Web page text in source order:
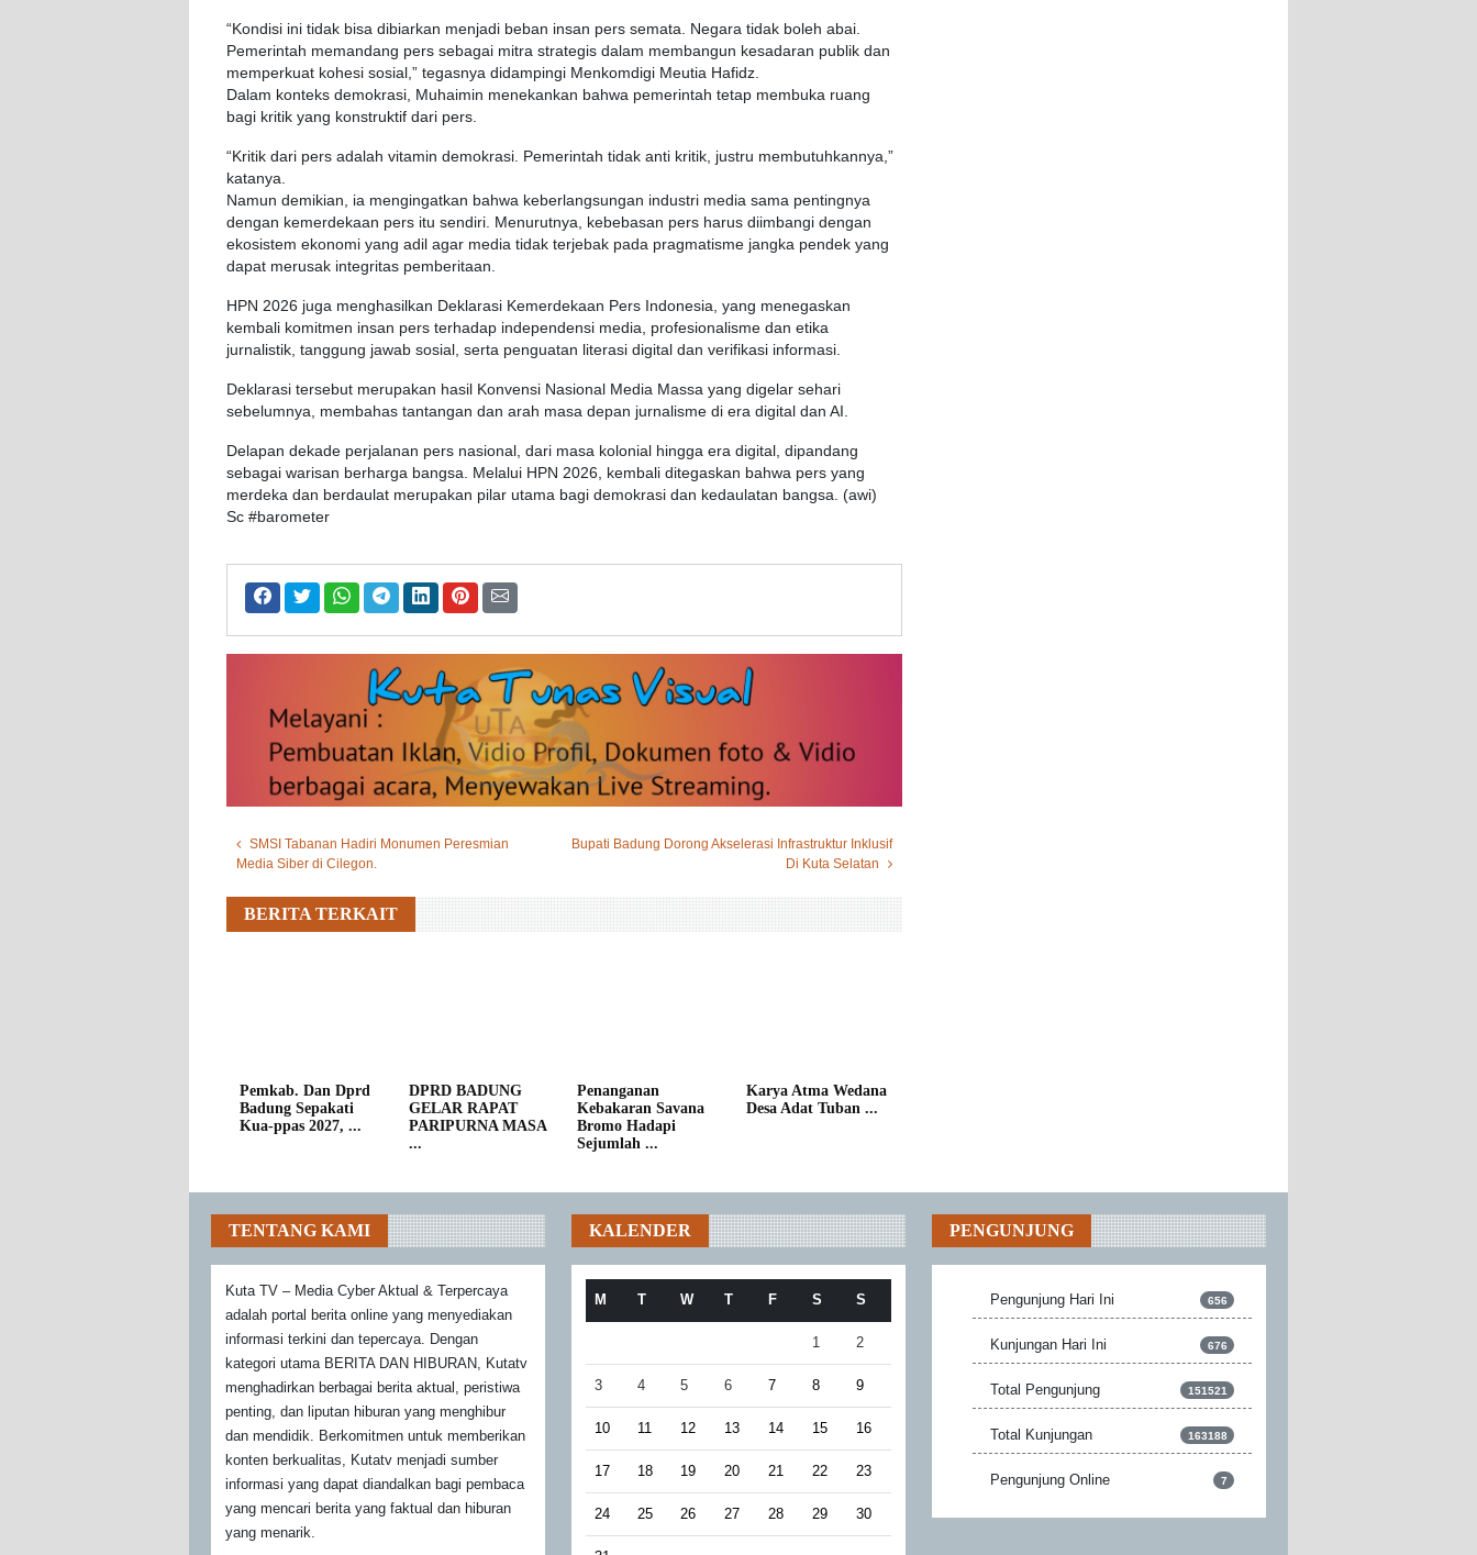
“Kondisi ini tidak bisa dibiarkan menjadi beban insan pers semata. Negara tidak boleh abai.
Pemerintah memandang pers sebagai mitra strategis dalam membangun kesadaran publik dan
memperkuat kohesi sosial,” tegasnya didampingi Menkomdigi Meutia Hafidz.
Dalam konteks demokrasi, Muhaimin menekankan bahwa pemerintah tetap membuka ruang
bagi kritik yang konstruktif dari pers.
“Kritik dari pers adalah vitamin demokrasi. Pemerintah tidak anti kritik, justru membutuhkannya,”
katanya.
Namun demikian, ia mengingatkan bahwa keberlangsungan industri media sama pentingnya
dengan kemerdekaan pers itu sendiri. Menurutnya, kebebasan pers harus diimbangi dengan
ekosistem ekonomi yang adil agar media tidak terjebak pada pragmatisme jangka pendek yang
dapat merusak integritas pemberitaan.
HPN 2026 juga menghasilkan Deklarasi Kemerdekaan Pers Indonesia, yang menegaskan
kembali komitmen insan pers terhadap independensi media, profesionalisme dan etika
jurnalistik, tanggung jawab sosial, serta penguatan literasi digital dan verifikasi informasi.
Deklarasi tersebut merupakan hasil Konvensi Nasional Media Massa yang digelar sehari
sebelumnya, membahas tantangan dan arah masa depan jurnalisme di era digital dan AI.
Delapan dekade perjalanan pers nasional, dari masa kolonial hingga era digital, dipandang
sebagai warisan berharga bangsa. Melalui HPN 2026, kembali ditegaskan bahwa pers yang
merdeka dan berdaulat merupakan pilar utama bagi demokrasi dan kedaulatan bangsa. (awi)
Sc #barometer
SMSI Tabanan Hadiri Monumen Peresmian
Media Siber di Cilegon.
Bupati Badung Dorong Akselerasi Infrastruktur Inklusif
Di Kuta Selatan
BERITA TERKAIT
Pemkab. Dan Dprd
Badung Sepakati
Kua-ppas 2027, ...
DPRD BADUNG
GELAR RAPAT
PARIPURNA MASA
...
Penanganan
Kebakaran Savana
Bromo Hadapi
Sejumlah ...
Karya Atma Wedana
Desa Adat Tuban ...
TENTANG KAMI
Kuta TV – Media Cyber Aktual & Terpercaya
adalah portal berita online yang menyediakan
informasi terkini dan tepercaya. Dengan
kategori utama BERITA DAN HIBURAN, Kutatv
menghadirkan berbagai berita aktual, peristiwa
penting, dan liputan hiburan yang menghibur
dan mendidik. Berkomitmen untuk memberikan
konten berkualitas, Kutatv menjadi sumber
informasi yang dapat diandalkan bagi pembaca
yang mencari berita yang faktual dan hiburan
yang menarik.
KALENDER
M T W T F S S
1 2
3 4 5 6 7 8 9
10 11 12 13 14 15 16
17 18 19 20 21 22 23
24 25 26 27 28 29 30
PENGUNJUNG
Pengunjung Hari Ini 656
Kunjungan Hari Ini 676
Total Pengunjung 151521
Total Kunjungan 163188
Pengunjung Online 7